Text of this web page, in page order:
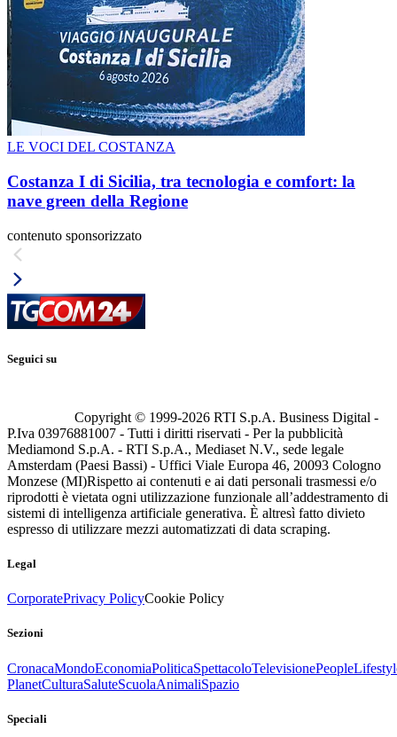
LE VOCI DEL COSTANZA
Costanza I di Sicilia, tra tecnologia e comfort: la
nave green della Regione
contenuto sponsorizzato
Seguici su
Copyright © 1999-2026 RTI S.p.A. Business Digital -
P.Iva 03976881007 - Tutti i diritti riservati - Per la pubblicità
Mediamond S.p.A. - RTI S.p.A., Mediaset N.V., sede legale
Amsterdam (Paesi Bassi) - Uffici Viale Europa 46, 20093 Cologno
Monzese (MI)Rispetto ai contenuti e ai dati personali trasmessi e/o
riprodotti è vietata ogni utilizzazione funzionale all’addestramento di
sistemi di intelligenza artificiale generativa. È altresì fatto divieto
espresso di utilizzare mezzi automatizzati di data scraping.
Legal
CorporatePrivacy PolicyCookie Policy
Sezioni
CronacaMondoEconomiaPoliticaSpettacoloTelevisionePeople
PlanetCulturaSaluteScuolaAnimaliSpazio
Speciali